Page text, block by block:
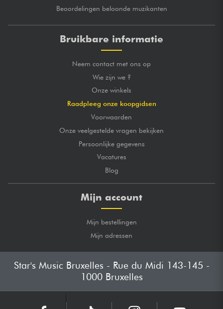
Beoordelingen beloonde muzikanten
Bruikbare informatie
Neem contact met ons op
Wie zijn we ?
Onze winkels
Raadpleeg onze koopgidsen
Voorwaarden
Onze veelgestelde vragen bekijken
Persoonlijke gegevens
Vacatures
Blog
Mijn account
Mijn bestellingen
Mijn adressen
Star's Music Bruxelles - Rue du Midi 143-145 -
1000 Bruxelles